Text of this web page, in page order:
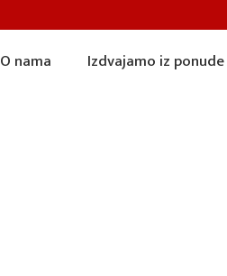
O nama Izdvajamo iz ponude